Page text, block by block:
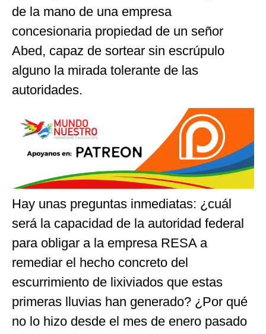
de la mano de una empresa
concesionaria propiedad de un señor
Abed, capaz de sortear sin escrúpulo
alguno la mirada tolerante de las
autoridades.
Hay unas preguntas inmediatas: ¿cuál
será la capacidad de la autoridad federal
para obligar a la empresa RESA a
remediar el hecho concreto del
escurrimiento de lixiviados que estas
primeras lluvias han generado? ¿Por qué
no lo hizo desde el mes de enero pasado